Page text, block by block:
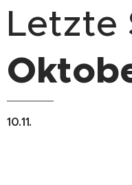
Letzte
10.11.